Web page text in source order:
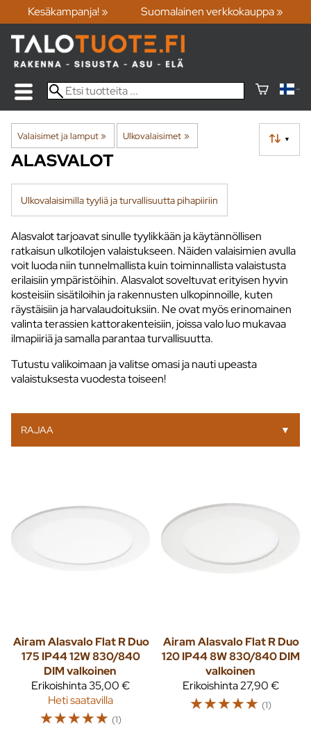
Kesäkampanja! » Suomalainen verkkokauppa »
Valaisimet ja lamput‪» Ulkovalaisimet ‪» ▼
ALASVALOT
Ulkovalaisimilla tyyliä ja turvallisuutta pihapiiriin
Alasvalot tarjoavat sinulle tyylikkään ja käytännöllisen
ratkaisun ulkotilojen valaistukseen. Näiden valaisimien avulla
voit luoda niin tunnelmallista kuin toiminnallista valaistusta
erilaisiin ympäristöihin. Alasvalot soveltuvat erityisen hyvin
kosteisiin sisätiloihin ja rakennusten ulkopinnoille, kuten
räystäisiin ja harvalaudoituksiin. Ne ovat myös erinomainen
valinta terassien kattorakenteisiin, joissa valo luo mukavaa
ilmapiiriä ja samalla parantaa turvallisuutta.
Tutustu valikoimaan ja valitse omasi ja nauti upeasta
valaistuksesta vuodesta toiseen!
RAJAA ▼
AiramAlasvalo Flat R Duo
175 IP44 12W 830/840
DIM valkoinen
Erikoishinta35,00 €
Heti saatavilla
☆☆☆☆☆ (1)
AiramAlasvalo Flat R Duo
120 IP44 8W 830/840 DIM
valkoinen
Erikoishinta27,90 €
☆☆☆☆☆ (1)